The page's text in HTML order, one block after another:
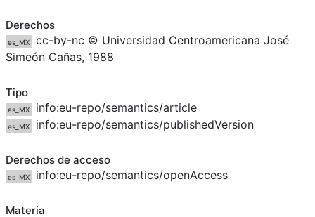
Derechos
es_MX
cc-by-nc © Universidad Centroamericana José
Simeón Cañas, 1988
Tipo
es_MX info:eu-repo/semantics/article
es_MX info:eu-repo/semantics/publishedVersion
Derechos de acceso
es_MX info:eu-repo/semantics/openAccess
Materia